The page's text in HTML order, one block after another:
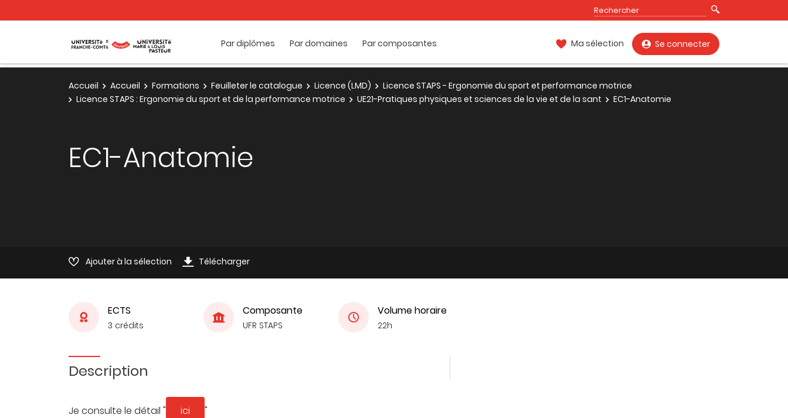
Par diplômes Par domaines Par composantes Ma sélection Se connecter
Accueil Accueil Formations Feuilleter le catalogue Licence (LMD)
Licence STAPS - Ergonomie du sport et performance motrice
Licence STAPS : Ergonomie du sport et de la performance motrice
UE21-Pratiques physiques et sciences de la vie et de la sant EC1-Anatomie
EC1-Anatomie
Ajouter à la sélection Télécharger
ECTS
3 crédits
Composante
UFR STAPS
Volume horaire
22h
Description
Je consulte le détail " ici "